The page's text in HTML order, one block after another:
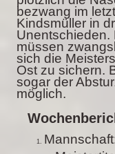
bezwang im
Kindsmüller in
Unentschieden.
müssen
sich die
Ost zu sichern.
sogar der
möglich.